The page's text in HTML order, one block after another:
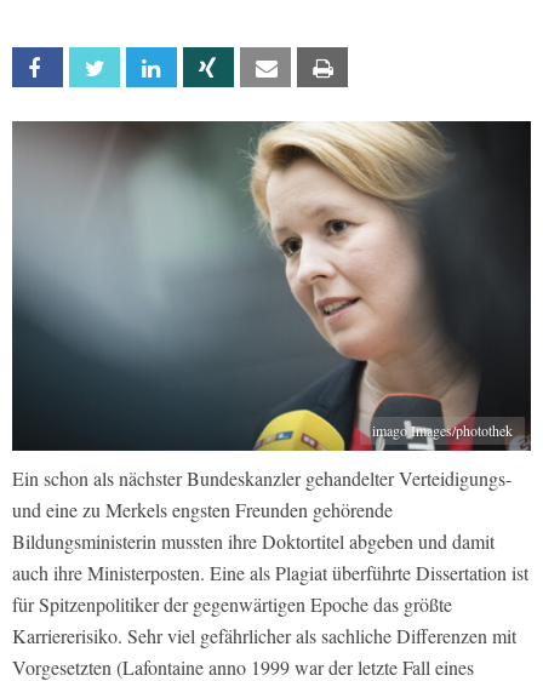
Facebook Twitter Linkedin Xing Email
imago Images/photothek
Ein schon als nächster Bundeskanzler gehandelter Verteidigungs-
und eine zu Merkels engsten Freunden gehörende
Bildungsministerin mussten ihre Doktortitel abgeben und damit
auch ihre Ministerposten. Eine als Plagiat überführte Dissertation ist
für Spitzenpolitiker der gegenwärtigen Epoche das größte
Karriererisiko. Sehr viel gefährlicher als sachliche Differenzen mit
Vorgesetzten (Lafontaine anno 1999 war der letzte Fall eines